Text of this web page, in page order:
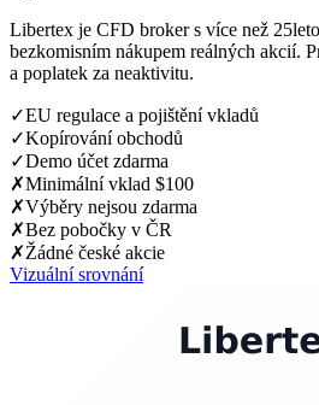
Libertex je CFD broker s více než
bezkomisním nákupem reálných akcií.
a poplatek za neaktivitu.
✓EU regulace a pojištění vkladů
✓Kopírování obchodů
✓Demo účet zdarma
✗Minimální vklad $100
✗Výběry nejsou zdarma
✗Bez pobočky v ČR
✗Žádné české akcie
Vizuální srovnání